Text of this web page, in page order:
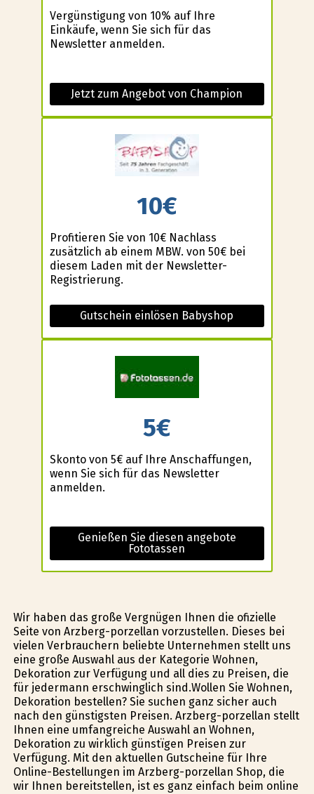
Vergünstigung von 10% auf Ihre
Einkäufe, wenn Sie sich für das
Newsletter anmelden.
Jetzt zum Angebot von Champion
10€
Profitieren Sie von 10€ Nachlass
zusätzlich ab einem MBW. von 50€ bei
diesem Laden mit der Newsletter-
Registrierung.
Gutschein einlösen Babyshop
5€
Skonto von 5€ auf Ihre Anschaffungen,
wenn Sie sich für das Newsletter
anmelden.
Genießen Sie diesen angebote
Fototassen
Wir haben das große Vergnügen Ihnen die ofizielle
Seite von Arzberg-porzellan vorzustellen. Dieses bei
vielen Verbrauchern beliebte Unternehmen stellt uns
eine große Auswahl aus der Kategorie Wohnen,
Dekoration zur Verfügung und all dies zu Preisen, die
für jedermann erschwinglich sind.Wollen Sie Wohnen,
Dekoration bestellen? Sie suchen ganz sicher auch
nach den günstigsten Preisen. Arzberg-porzellan stellt
Ihnen eine umfangreiche Auswahl an Wohnen,
Dekoration zu wirklich günstïgen Preisen zur
Verfügung. Mit den aktuellen Gutscheine für Ihre
Online-Bestellungen im Arzberg-porzellan Shop, die
wir Ihnen bereitstellen, ist es ganz einfach beim online